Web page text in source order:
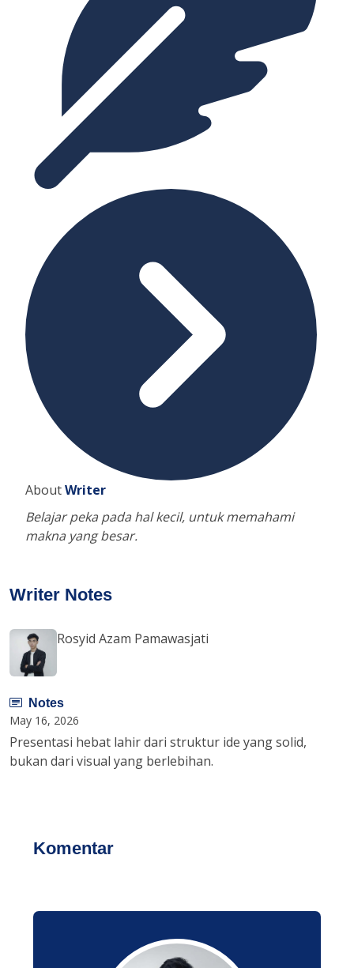
AboutWriter
Belajar peka pada hal kecil, untuk memahami
makna yang besar.
Writer Notes
Rosyid Azam Pamawasjati
Notes
May 16, 2026
Presentasi hebat lahir dari struktur ide yang solid,
bukan dari visual yang berlebihan.
Komentar